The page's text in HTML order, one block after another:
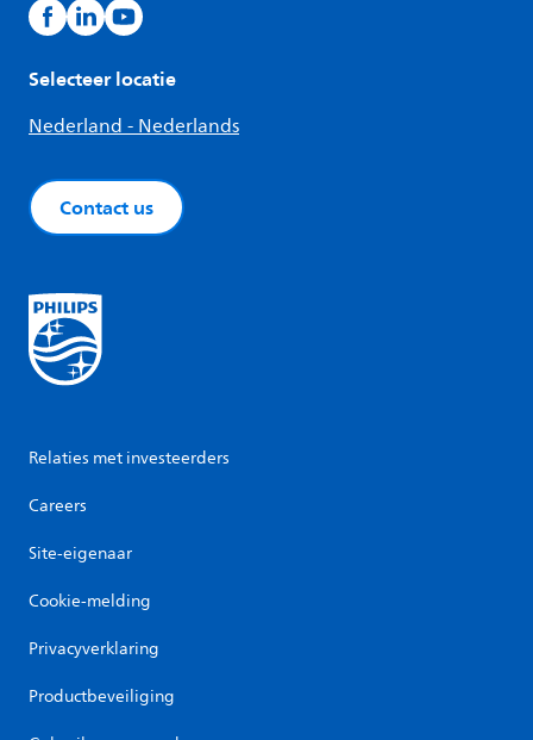
Selecteer locatie
Nederland - Nederlands
Contact us
Relaties met investeerders
Careers
Site-eigenaar
Cookie-melding
Privacyverklaring
Productbeveiliging